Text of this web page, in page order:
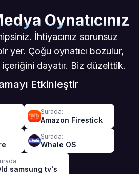
Oynatıcınız
İhtiyacınız sorunsuz
yer. Çoğu oynatıcı bozulur,
dayatır. Biz düzelttik.
Etkinleştir
Şurada:
Amazon Firestick
Şurada:
Whale OS
samsung tv's